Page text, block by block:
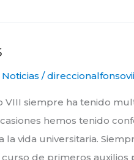
Noticias /
VIII siempre ha tenido
hemos tenido
la vida universitaria.
curso de primeros